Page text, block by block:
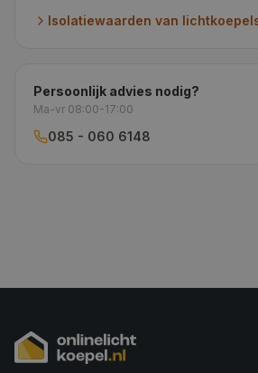
Isolatiewaarden van
Persoonlijk advies nodig?
Ma-vr 08:00-17:00
085 - 060 6148